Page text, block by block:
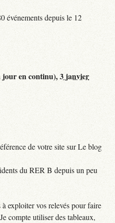
événements depuis le 12
jour en continu),3 janvier
de votre site sur Le blog
du RER B depuis un peu
exploiter vos relevés pour faire
compte utiliser des tableaux,